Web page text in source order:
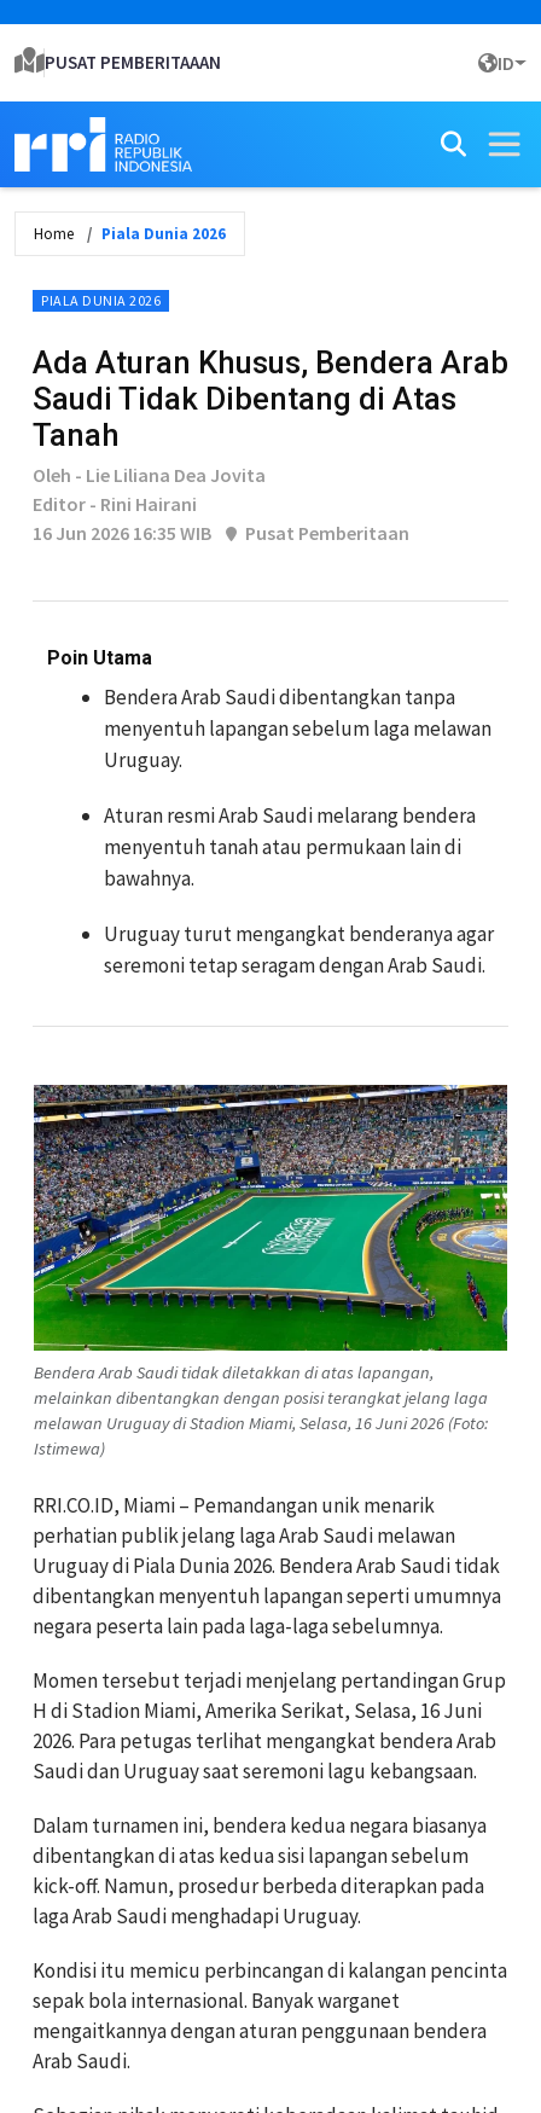
PUSAT PEMBERITAAAN ID
Home Piala Dunia 2026
PIALA DUNIA 2026
Ada Aturan Khusus, Bendera Arab
Saudi Tidak Dibentang di Atas
Tanah
Oleh - Lie Liliana Dea Jovita
Editor - Rini Hairani
16 Jun 2026 16:35 WIB
Pusat Pemberitaan
Poin Utama
Bendera Arab Saudi dibentangkan tanpa
menyentuh lapangan sebelum laga melawan
Uruguay.
Aturan resmi Arab Saudi melarang bendera
menyentuh tanah atau permukaan lain di
bawahnya.
Uruguay turut mengangkat benderanya agar
seremoni tetap seragam dengan Arab Saudi.
Bendera Arab Saudi tidak diletakkan di atas lapangan,
melainkan dibentangkan dengan posisi terangkat jelang laga
melawan Uruguay di Stadion Miami, Selasa, 16 Juni 2026 (Foto:
Istimewa)
RRI.CO.ID, Miami – Pemandangan unik menarik
perhatian publik jelang laga Arab Saudi melawan
Uruguay di Piala Dunia 2026. Bendera Arab Saudi tidak
dibentangkan menyentuh lapangan seperti umumnya
negara peserta lain pada laga-laga sebelumnya.
Momen tersebut terjadi menjelang pertandingan Grup
H di Stadion Miami, Amerika Serikat, Selasa, 16 Juni
2026. Para petugas terlihat mengangkat bendera Arab
Saudi dan Uruguay saat seremoni lagu kebangsaan.
Dalam turnamen ini, bendera kedua negara biasanya
dibentangkan di atas kedua sisi lapangan sebelum
kick-off. Namun, prosedur berbeda diterapkan pada
laga Arab Saudi menghadapi Uruguay.
Kondisi itu memicu perbincangan di kalangan pencinta
sepak bola internasional. Banyak warganet
mengaitkannya dengan aturan penggunaan bendera
Arab Saudi.